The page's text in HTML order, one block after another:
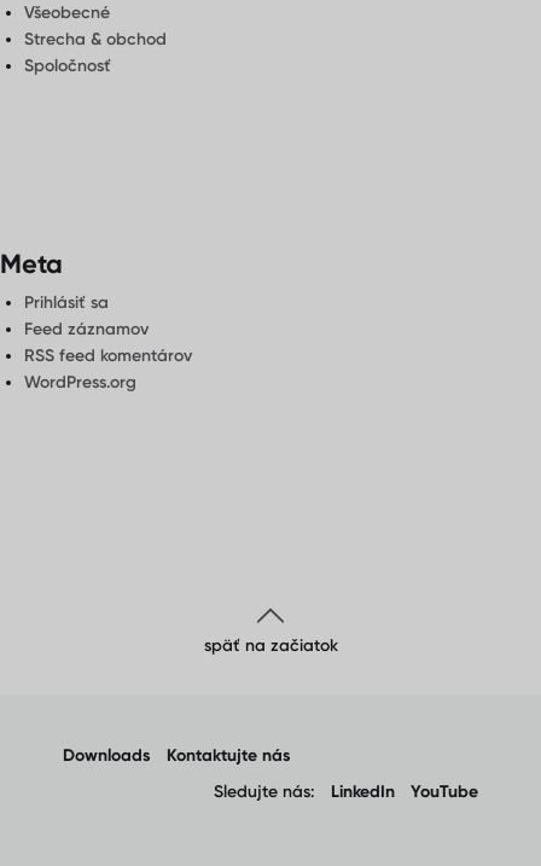
Všeobecné
Strecha & obchod
Spoločnosť
Meta
Prihlásiť sa
Feed záznamov
RSS feed komentárov
WordPress.org
späť na začiatok
Downloads
Kontaktujte nás
Sledujte nás:
LinkedIn YouTube